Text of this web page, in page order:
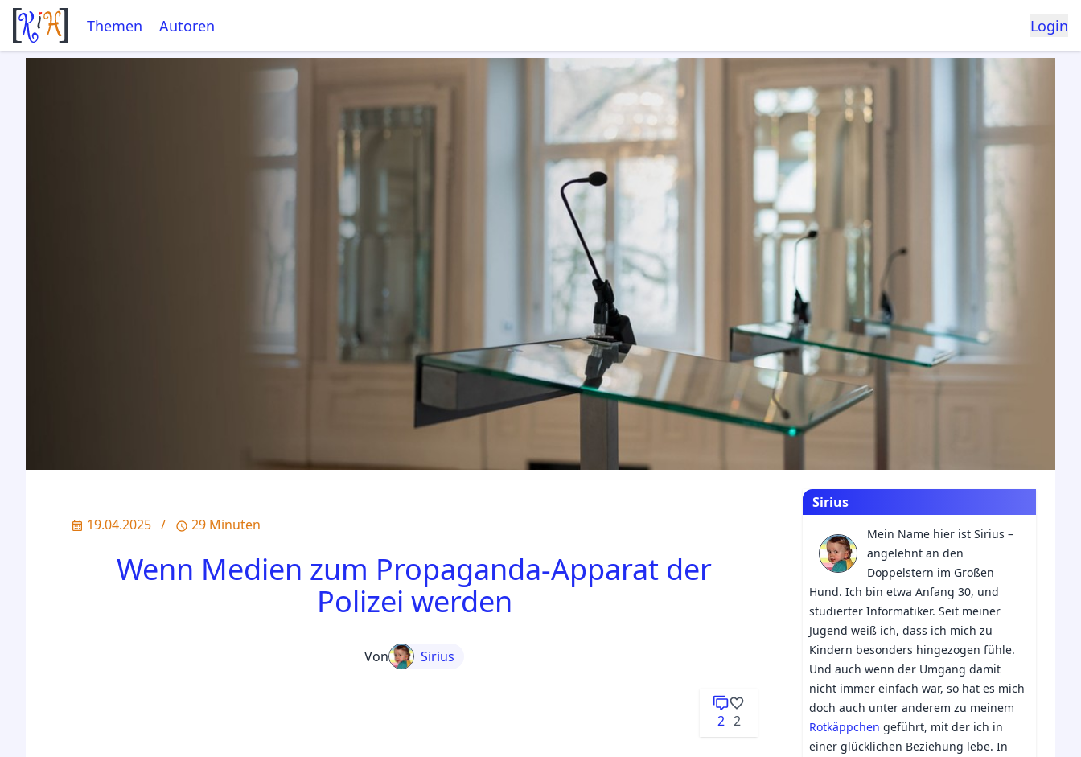
Themen Autoren Login
19.04.2025 / 29 Minuten
Wenn Medien zum Propaganda-Apparat der
Polizei werden
Von Sirius
2 2
Sirius
Mein Name hier ist Sirius –
angelehnt an den
Doppelstern im Großen
Hund. Ich bin etwa Anfang 30, und
studierter Informatiker. Seit meiner
Jugend weiß ich, dass ich mich zu
Kindern besonders hingezogen fühle.
Und auch wenn der Umgang damit
nicht immer einfach war, so hat es mich
doch auch unter anderem zu meinem
Rotkäppchen geführt, mit der ich in
einer glücklichen Beziehung lebe. In